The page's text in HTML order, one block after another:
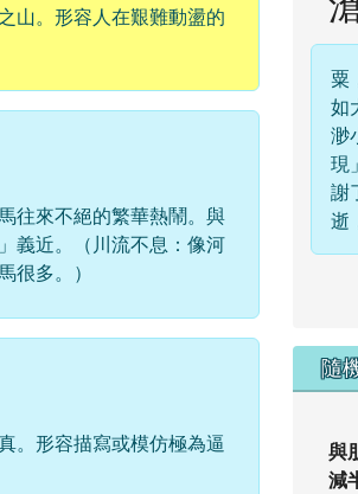
山。形容人在艱難動盪的
往來不絕的繁華熱鬧。與
義近。（川流不息：像河
很多。）
。形容描寫或模仿極為逼
粟
如
渺
現
謝
逝
隨
與
減